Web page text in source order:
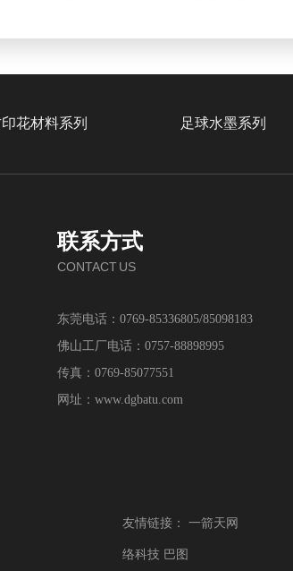
花材料系列 足球水墨系列
联系方式
CONTACT US
东莞电话：0769-85336805/85098183
佛山工厂电话：0757-88898995
传真：0769-85077551
网址：www.dgbatu.com
友情链接： 一箭天网
络科技 巴图